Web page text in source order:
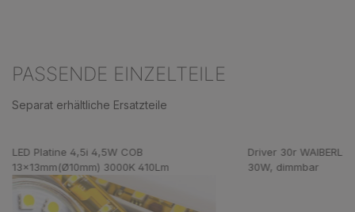
PASSENDE EINZELTEILE
Separat erhältliche Ersatzteile
LED Platine 4,5i 4,5W COB
13x13mm(Ø10mm) 3000K 410Lm
Driver 30r
30W, dimmbar